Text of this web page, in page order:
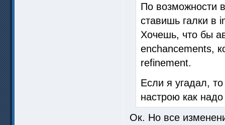
По возможности
ставишь галки в
Хочешь, что бы
enchancements,
refinement.
Если я угадал,
настрою как
Ок. Но все